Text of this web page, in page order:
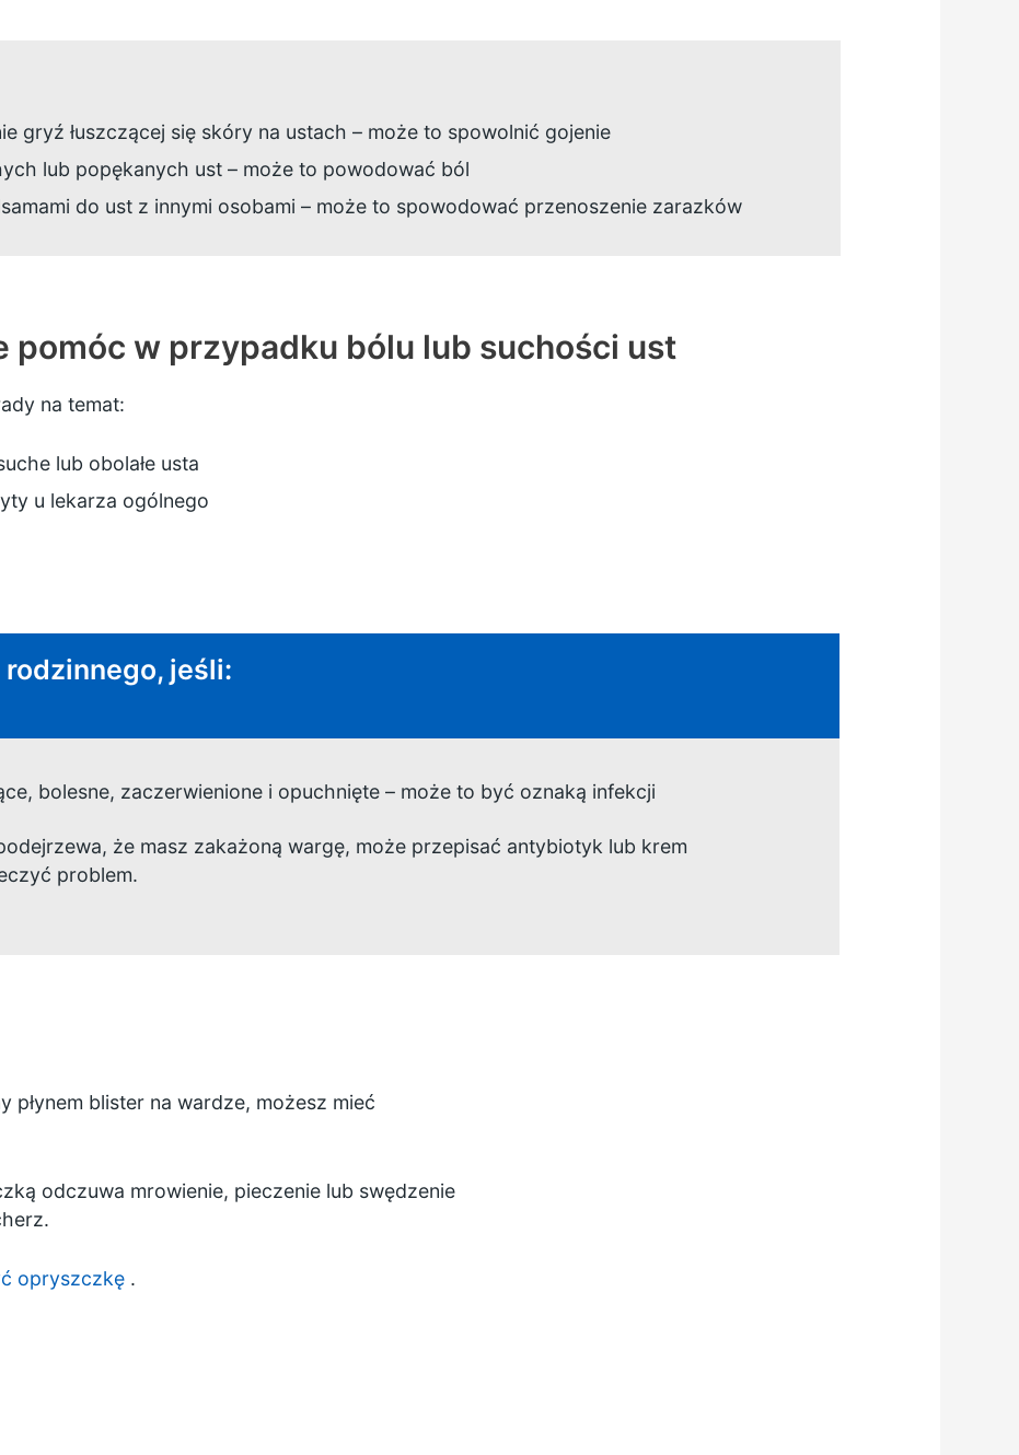
gryź łuszczącej się skóry na ustach – może to spowolnić gojenie
lub popękanych ust – może to powodować ból
do ust z innymi osobami – może to spowodować przenoszenie zarazków
pomóc w przypadku bólu lub suchości ust
na temat:
lub obolałe usta
u lekarza ogólnego
jeśli:
bolesne, zaczerwienione i opuchnięte – może to być oznaką infekcji
że masz zakażoną wargę, może przepisać antybiotyk lub krem
problem.
płynem blister na wardze, możesz mieć
odczuwa mrowienie, pieczenie lub swędzenie
opryszczkę.